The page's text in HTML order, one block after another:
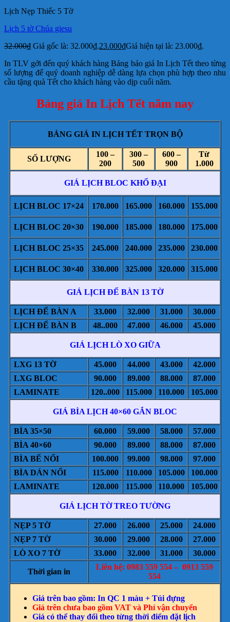
Lịch Nẹp Thiếc 5 Tờ
Lịch 5 tờ Chúa giesu
32.000₫ Giá gốc là: 32.000₫.23.000₫Giá hiện tại là: 23.000₫.
In TLV gởi đến quý khách hàng Bảng báo giá In Lịch Tết theo từng
số lượng để quý doanh nghiệp dễ dàng lựa chọn phù hợp theo nhu
cầu tặng quà Tết cho khách hàng vào dịp cuối năm.
Bảng giá In Lịch Tết năm nay
BẢNG GIÁ IN LỊCH TẾT TRỌN BỘ
SỐ LƯỢNG
100 –
200
300 –
500
600 –
900
Từ
1.000
GIÁ LỊCH BLOC KHỔ ĐẠI
LỊCH BLOC 17×24 170.000 165.000 160.000 155.000
LỊCH BLOC 20×30 190.000 185.000 180.000 175.000
LỊCH BLOC 25×35 245.000 240.000 235.000 230.000
LỊCH BLOC 30×40 330.000 325.000 320.000 315.000
GIÁ LỊCH ĐỂ BÀN 13 TỜ
LỊCH ĐỂ BÀN A 33.000 32.000 31.000
30.000
LỊCH ĐỂ BÀN B
48..000 47.000 46.000 45.000
GIÁ LỊCH LÒ XO GIỮA
LXG 13 TỜ 45.000 44.000 43.000
42.000
LXG BLOC
90.000 89.000 88.000
87.000
LAMINATE
120..000 115.000 110.000 105.000
GIÁ BÌA LỊCH 40×60 GẮN BLOC
BÌA 35×50 60.000 59.000 58.000
57.000
BÌA 40×60
90.000 89.000 88.000
87.000
BÌA BẾ NỔI
100.000 99.000 98.000
97.000
BÌA DÁN NỔI
115.000 110.000 105.000
100.000
LAMINATE
120.000 115.000 110.000 105.000
GIÁ LỊCH TỜ TREO TƯỜNG
NẸP 5 TỜ 27.000 26.000 25.000
24.000
NẸP 7 TỜ
30.000 29.000 28.000
27.000
LÒ XO 7 TỜ
33.000 32.000 31.000 30.000
Thời gian in
Liên hệ: 0983 559 554 – 0913 559
554
Giá trên bao gồm: In QC 1 màu + Túi đựng
Giá trên chưa bao gồm VAT và Phí vận chuyển
Giá có thể thay đổi theo từng thời điểm đặt lịch